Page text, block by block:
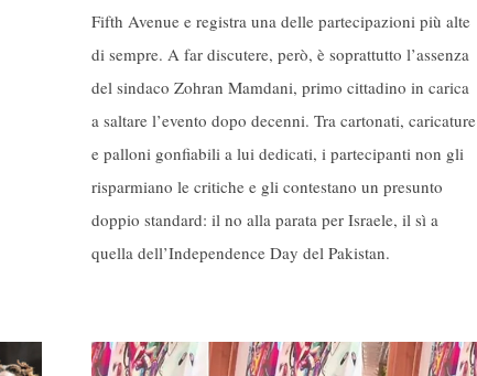
Fifth Avenue e registra una delle partecipazioni più alte
di sempre. A far discutere, però, è soprattutto l’assenza
del sindaco Zohran Mamdani, primo cittadino in carica
a saltare l’evento dopo decenni. Tra cartonati, caricature
e palloni gonfiabili a lui dedicati, i partecipanti non gli
risparmiano le critiche e gli contestano un presunto
doppio standard: il no alla parata per Israele, il sì a
quella dell’Independence Day del Pakistan.